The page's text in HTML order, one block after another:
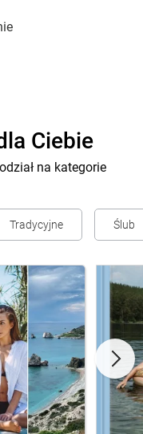
Ciebie
na kategorie
Tradycyjne Ślub